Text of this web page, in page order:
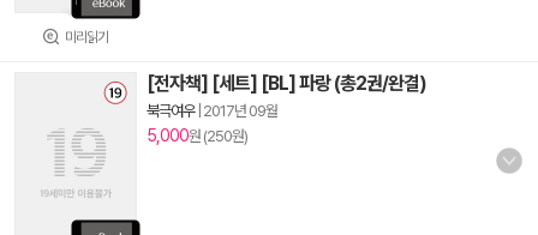
미리읽기
[전자책] [세트] [BL] 파랑 (총2권/완결)
북극여우| 2017년 09월
5,000원 (250원)